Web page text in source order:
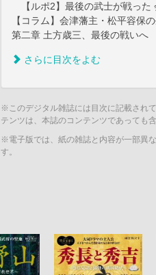
【ルポ2】最後の武士が戦った
【コラム】会津藩主・松平容保
第二章 土方歳三、最後の戦いへ
さらに目次をよむ
※このデジタル雑誌には目次に記載され
テンツは、本誌のコンテンツであっても
※電子版では、紙の雑誌と内容が一部異
す。